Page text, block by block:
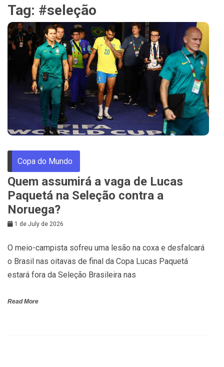
Tag: #seleção
Copa do Mundo
Quem assumirá a vaga de Lucas
Paquetá na Seleção contra a
Noruega?
1 de July de 2026
O meio-campista sofreu uma lesão na coxa e desfalcará
o Brasil nas oitavas de final da Copa Lucas Paquetá
estará fora da Seleção Brasileira nas
Read More